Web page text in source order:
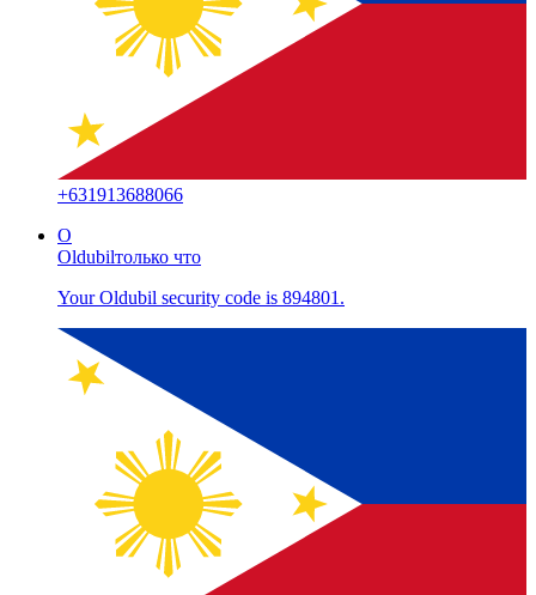
+631913688066
O
Oldubilтолько что
Your Oldubil security code is 894801.